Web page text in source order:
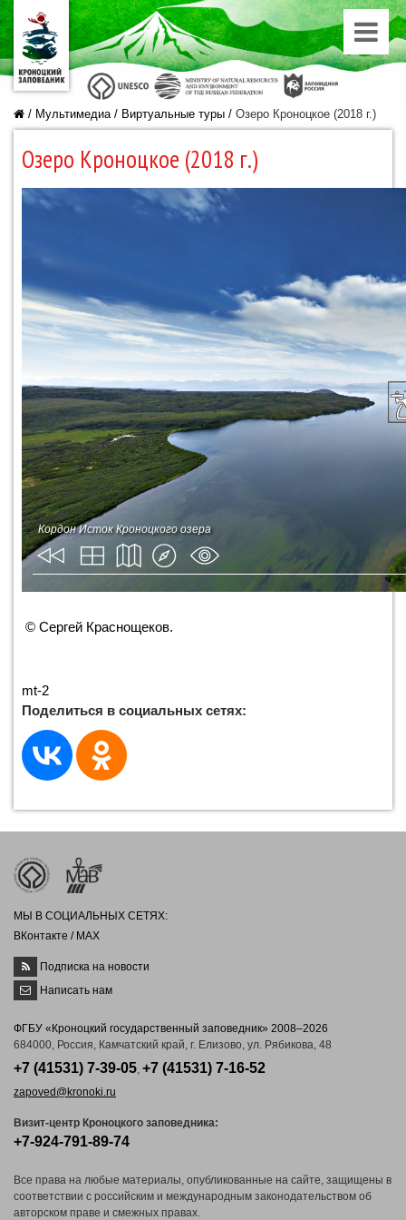
/ Мультимедиа/ Виртуальные туры / Озеро Кроноцкое (2018 г.)
Озеро Кроноцкое (2018 г.)
© Сергей Краснощеков.
mt-2
Поделиться в социальных сетях:
МЫ В СОЦИАЛЬНЫХ СЕТЯХ:
ВКонтакте / MAX
Подписка на новости
Написать нам
ФГБУ «Кроноцкий государственный заповедник» 2008–2026
684000, Россия, Камчатский край, г. Елизово, ул. Рябикова, 48
+7 (41531) 7-39-05, +7 (41531) 7-16-52
zapoved@kronoki.ru
Визит-центр Кроноцкого заповедника:
+7-924-791-89-74
Все права на любые материалы, опубликованные на сайте, защищены в
соответствии с российским и международным законодательством об
авторском праве и смежных правах.